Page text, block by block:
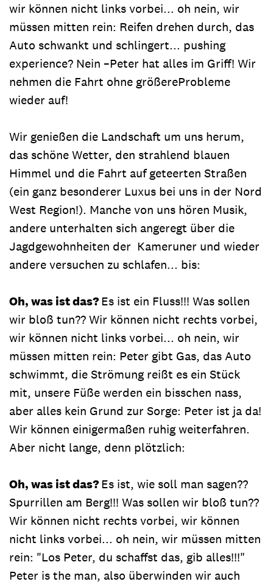
wir können nicht links vorbei... oh nein, wir
müssen mitten rein: Reifen drehen durch, das
Auto schwankt und schlingert... pushing
experience? Nein –Peter hat alles im Griff! Wir
nehmen die Fahrt ohne größereProbleme
wieder auf!
Wir genießen die Landschaft um uns herum,
das schöne Wetter, den strahlend blauen
Himmel und die Fahrt auf geteerten Straßen
(ein ganz besonderer Luxus bei uns in der Nord
West Region!). Manche von uns hören Musik,
andere unterhalten sich angeregt über die
Jagdgewohnheiten der Kameruner und wieder
andere versuchen zu schlafen... bis:
Oh, was ist das?Es ist ein Fluss!!! Was sollen
wir bloß tun?? Wir können nicht rechts vorbei,
wir können nicht links vorbei... oh nein, wir
müssen mitten rein: Peter gibt Gas, das Auto
schwimmt, die Strömung reißt es ein Stück
mit, unsere Füße werden ein bisschen nass,
aber alles kein Grund zur Sorge: Peter ist ja da!
Wir können einigermaßen ruhig weiterfahren.
Aber nicht lange, denn plötzlich:
Oh, was ist das?Es ist, wie soll man sagen??
Spurrillen am Berg!!! Was sollen wir bloß tun??
Wir können nicht rechts vorbei, wir können
nicht links vorbei... oh nein, wir müssen mitten
rein: "Los Peter, du schaffst das, gib alles!!!"
Peter is the man, also überwinden wir auch